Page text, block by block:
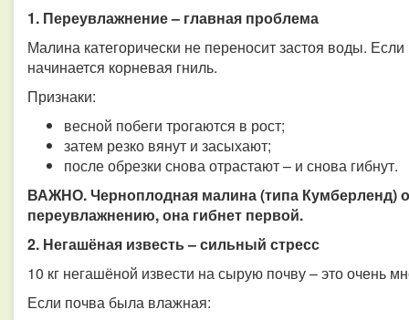
1. Переувлажнение – главная проблема
Малина категорически не переносит застоя воды.
начинается корневая гниль.
Признаки:
весной побеги трогаются в рост;
затем резко вянут и засыхают;
после обрезки снова отрастают – и снова гибнут.
ВАЖНО. Черноплодная малина (типа Кумберленд)
переувлажнению, она гибнет первой.
2. Негашёная известь – сильный стресс
10 кг негашёной извести на сырую почву – это очень
Если почва была влажная: